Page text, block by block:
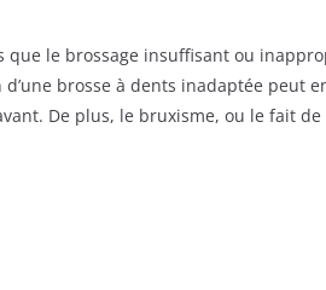
que le brossage insuffisant ou
brosse à dents inadaptée peut
De plus, le bruxisme, ou le fait